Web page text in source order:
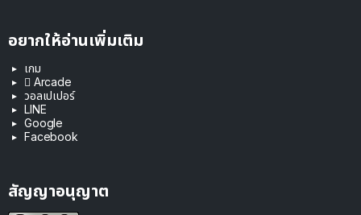
อยากให้อ่านเพิ่มเติม
เกม
 Arcade
วอลเปเปอร์
LINE
Google
Facebook
สัญญาอนุญาต